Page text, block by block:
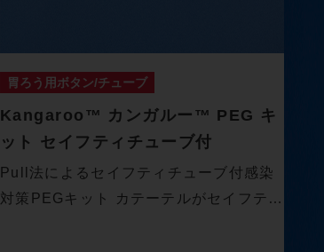
胃ろう用ボタン/チューブ
Kangaroo™ カンガルー™ PEG キ
ット セイフティチューブ付
Pull法によるセイフティチューブ付感染
対策PEGキット カテーテルがセイフテ